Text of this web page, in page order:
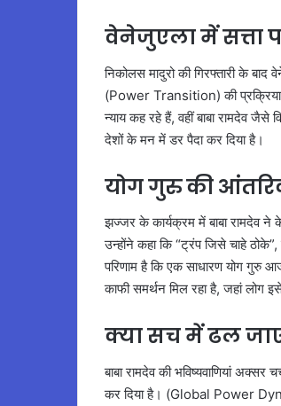
वेनेजुएला में सत्ता
निकोलस मादुरो की गिरफ्तारी के
(Power Transition) की प्रक्रिया
न्याय कह रहे हैं, वहीं बाबा रामदेव
देशों के मन में डर पैदा कर दिया है।
योग गुरु की
झज्जर के कार्यक्रम में बाबा रामदेव ने
उन्होंने कहा कि “ट्रंप जिसे चाहे
परिणाम है कि एक साधारण योग गुरु
काफी समर्थन मिल रहा है, जहां लोग
क्या सच में ढल
बाबा रामदेव की भविष्यवाणियां
कर दिया है। (Global Power